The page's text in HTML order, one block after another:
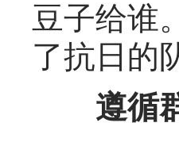
豆子给谁
了抗日的
遵循群